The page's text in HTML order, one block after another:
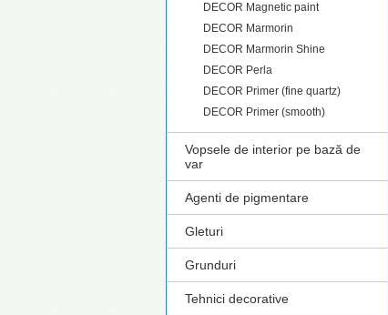
DECOR Magnetic paint
DECOR Marmorin
DECOR Marmorin Shine
DECOR Perla
DECOR Primer (fine quartz)
DECOR Primer (smooth)
Vopsele de interior pe bază de
var
Agenti de pigmentare
Gleturi
Grunduri
Tehnici decorative